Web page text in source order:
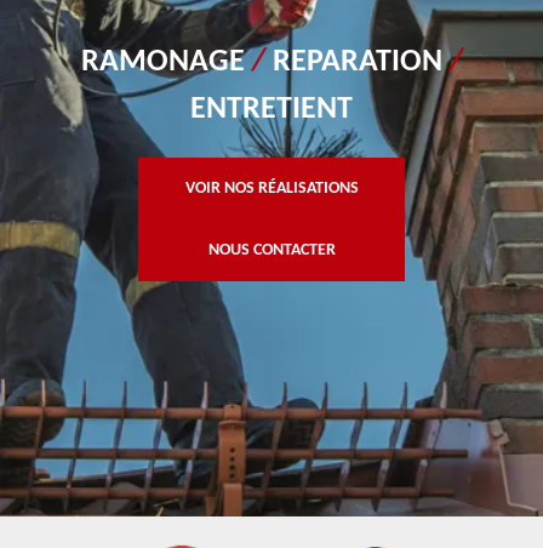
RAMONAGE/ REPARATION/
ENTRETIENT
VOIR NOS RÉALISATIONS
NOUS CONTACTER